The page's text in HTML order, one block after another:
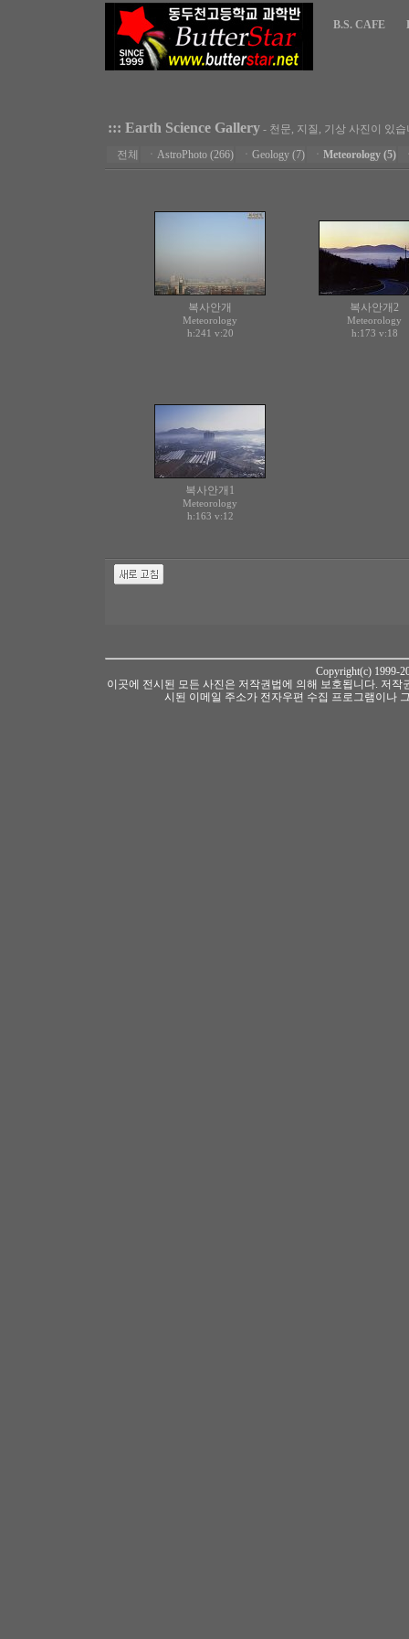
B.S. CAFE
::: Earth Science Gallery - 천문, 지질, 기상 사진이 있습
전체
ㆍ AstroPhoto (266) ㆍ Geology (7) ㆍ Meteorology (5)
복사안개
Meteorology
h:241 v:20
복사안개2
Meteorology
h:173 v:18
복사안개1
Meteorology
h:163 v:12
Copyright(c) 1999-
이곳에 전시된 모든 사진은 저작권법에 의해 보호됩니다. 저
시된 이메일 주소가 전자우편 수집 프로그램이나